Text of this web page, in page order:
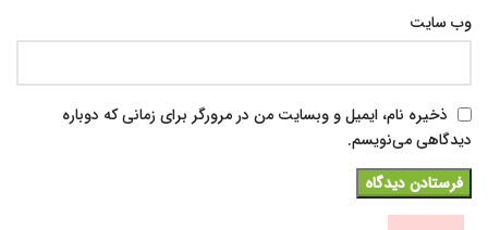
وب‌ سایت
ذخیره نام، ایمیل و وبسایت من در مرورگر برای زمانی که دوباره
دیدگاهی می‌نویسم.